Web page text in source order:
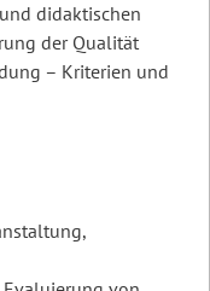
didaktischen
der Qualität
– Kriterien und